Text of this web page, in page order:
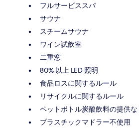
フルサービススパ
サウナ
スチームサウナ
ワイン試飲室
二重窓
80% 以上 LED 照明
食品ロスに関するルール
リサイクルに関するルール
ペットボトル炭酸飲料の提供な
プラスチックマドラー不使用